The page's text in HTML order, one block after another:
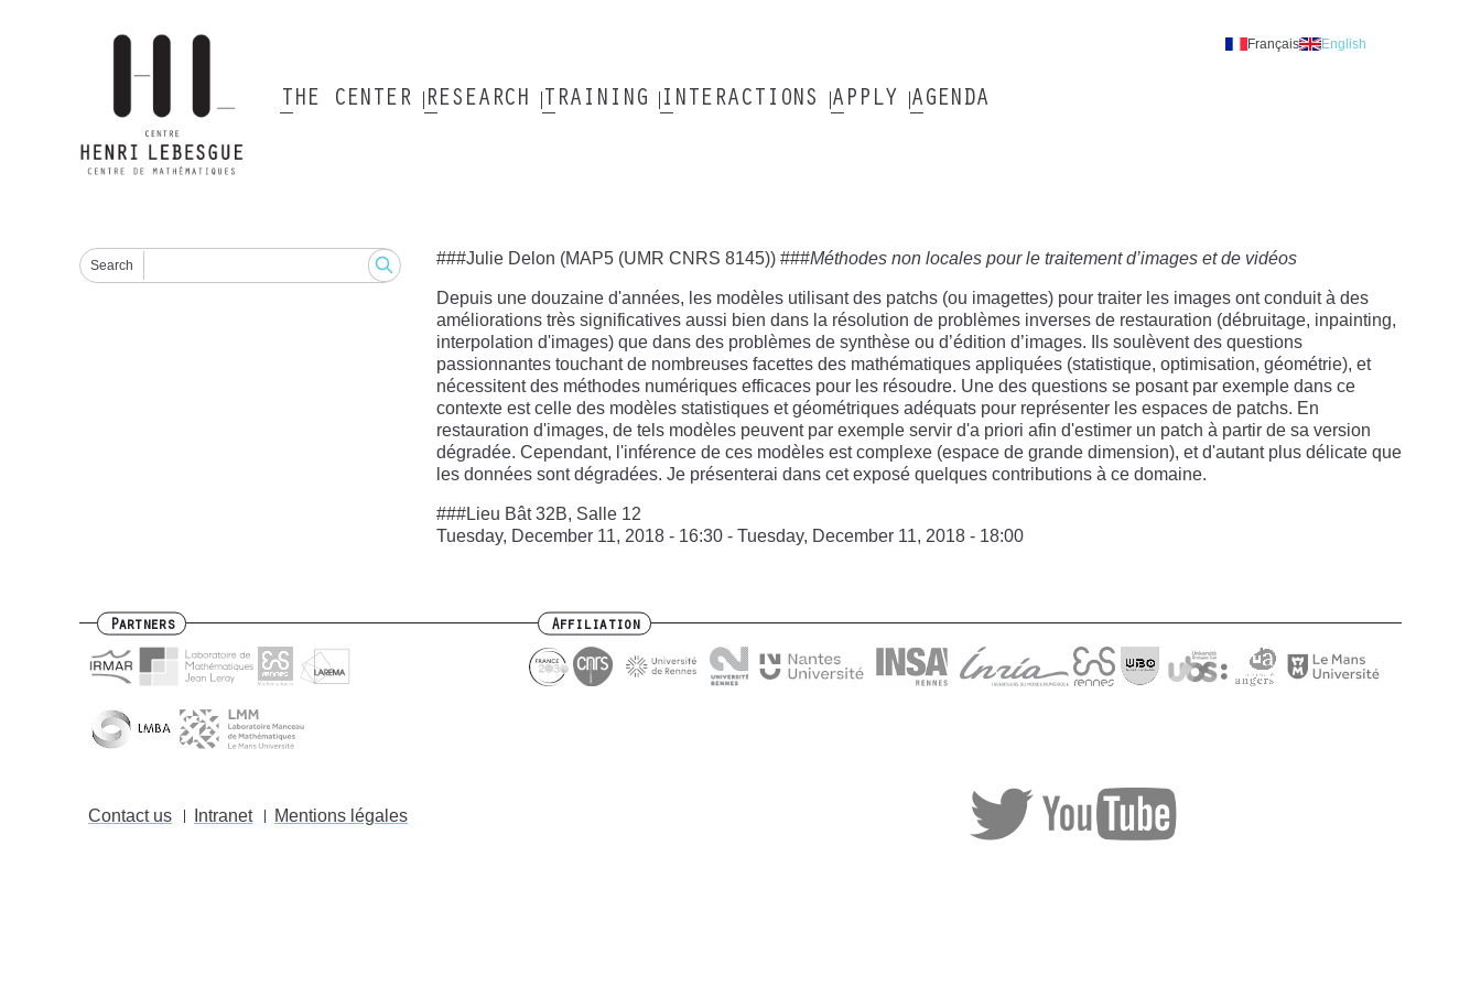
Français English
Main
THE CENTER RESEARCH TRAINING INTERACTIONS APPLY AGENDA
Search ###Julie Delon (MAP5 (UMR CNRS 8145)) ###Méthodes non locales pour le traitement d’images et de vidéos
Depuis une douzaine d'années, les modèles utilisant des patchs (ou imagettes) pour traiter les images ont conduit à des
améliorations très significatives aussi bien dans la résolution de problèmes inverses de restauration (débruitage, inpainting,
interpolation d'images) que dans des problèmes de synthèse ou d’édition d’images. Ils soulèvent des questions
passionnantes touchant de nombreuses facettes des mathématiques appliquées (statistique, optimisation, géométrie), et
nécessitent des méthodes numériques efficaces pour les résoudre. Une des questions se posant par exemple dans ce
contexte est celle des modèles statistiques et géométriques adéquats pour représenter les espaces de patchs. En
restauration d'images, de tels modèles peuvent par exemple servir d'a priori afin d'estimer un patch à partir de sa version
dégradée. Cependant, l'inférence de ces modèles est complexe (espace de grande dimension), et d'autant plus délicate que
les données sont dégradées. Je présenterai dans cet exposé quelques contributions à ce domaine.
###Lieu Bât 32B, Salle 12
Tuesday, December 11, 2018 - 16:30 - Tuesday, December 11, 2018 - 18:00
Partners Affiliation
Footer
Contact us Intranet Mentions légales